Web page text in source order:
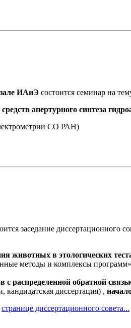
зале ИАиЭ состоится семинар на
апертурного синтеза
СО РАН)
заседание диссертационного
животных в этологических
методы и комплексы
с распределенной обратной
кандидатская диссертация) ,
странице диссертационного совета...